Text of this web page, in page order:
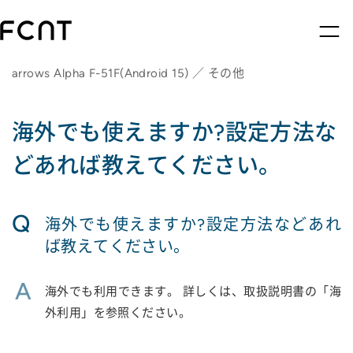
arrows Alpha F-51F(Android 15) ／ その他
海外でも使えますか?設定方法な
どあれば教えてください。
Q
海外でも使えますか?設定方法などあれ
ば教えてください。
A
海外でも利用できます。 詳しくは、取扱説明書の「海
外利用」を参照ください。